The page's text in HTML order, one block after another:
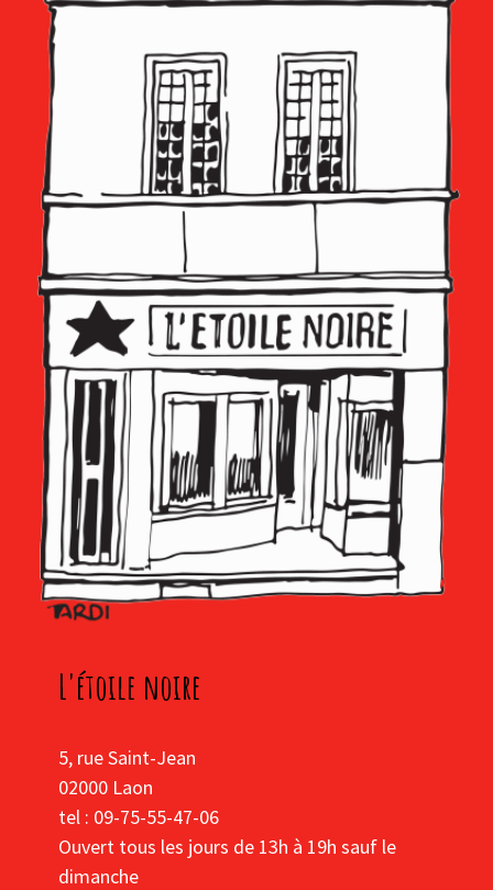
L'étoile noire
5, rue Saint-Jean
02000 Laon
tel : 09-75-55-47-06
Ouvert tous les jours de 13h à 19h sauf le
dimanche